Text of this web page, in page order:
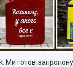
готові